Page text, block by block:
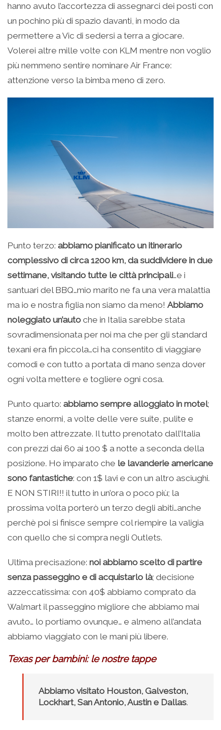
hanno avuto l’accortezza di assegnarci dei posti con
un pochino più di spazio davanti, in modo da
permettere a Vic di sedersi a terra a giocare.
Volerei altre mille volte con KLM mentre non voglio
più nemmeno sentire nominare Air France:
attenzione verso la bimba meno di zero.
Punto terzo: abbiamo pianificato un itinerario
complessivo di circa 1200 km, da suddividere in due
settimane, visitando tutte le città principali…e i
santuari del BBQ…mio marito ne fa una vera malattia
ma io e nostra figlia non siamo da meno! Abbiamo
noleggiato un’auto che in Italia sarebbe stata
sovradimensionata per noi ma che per gli standard
texani era fin piccola…ci ha consentito di viaggiare
comodi e con tutto a portata di mano senza dover
ogni volta mettere e togliere ogni cosa.
Punto quarto: abbiamo sempre alloggiato in motel;
stanze enormi, a volte delle vere suite, pulite e
molto ben attrezzate. Il tutto prenotato dall’Italia
con prezzi dai 60 ai 100 $ a notte a seconda della
posizione. Ho imparato che le lavanderie americane
sono fantastiche: con 1$ lavi e con un altro asciughi.
E NON STIRI!! il tutto in un’ora o poco più; la
prossima volta porterò un terzo degli abiti…anche
perchè poi si finisce sempre col riempire la valigia
con quello che si compra negli Outlets.
Ultima precisazione: noi abbiamo scelto di partire
senza passeggino e di acquistarlo là; decisione
azzeccatissima: con 40$ abbiamo comprato da
Walmart il passeggino migliore che abbiamo mai
avuto… lo portiamo ovunque… e almeno all’andata
abbiamo viaggiato con le mani più libere.
Texas per bambini: le nostre tappe
Abbiamo visitato Houston, Galveston,
Lockhart, San Antonio, Austin e Dallas.